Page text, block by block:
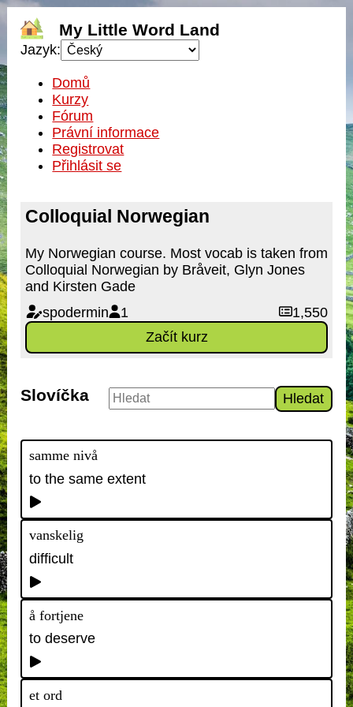
My Little Word Land
Jazyk:
Domů
Kurzy
Fórum
Právní informace
Registrovat
Přihlásit se
Colloquial Norwegian
My Norwegian course. Most vocab is taken from
Colloquial Norwegian by Bråveit, Glyn Jones
and Kirsten Gade
spodermin
1
1,550
Začít kurz
Slovíčka Hledat
samme nivå
to the same extent
vanskelig
difficult
å fortjene
to deserve
et ord